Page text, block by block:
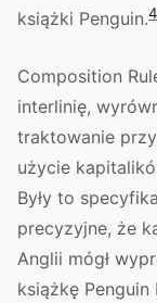
książki Penguin.4
Composition
interlinię,
traktowanie
użycie
Były to
precyzyjne, że
Anglii mógł
książkę